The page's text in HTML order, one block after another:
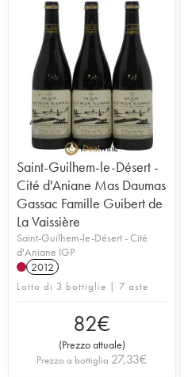
Saint-Guilhem-le-Désert -
Cité d'Aniane Mas Daumas
Gassac Famille Guibert de
La Vaissière
Saint-Guilhem-le-Désert - Cité
d'Aniane IGP
2012
Lotto di 3 bottiglie | 7 aste
82€
(Prezzo attuale)
Prezzo a bottiglia 27,33€